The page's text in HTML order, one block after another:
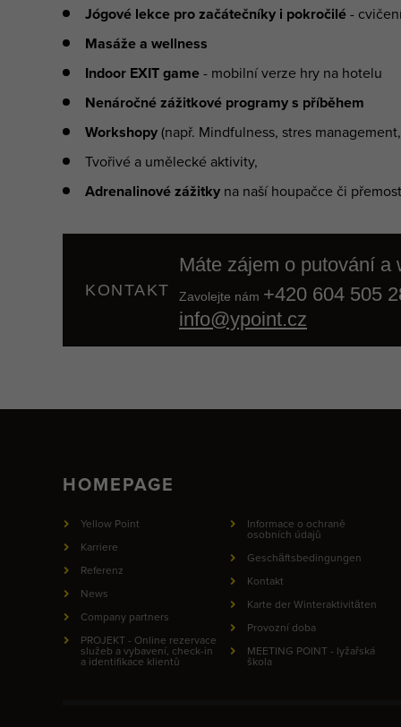
Jógové lekce pro začátečníky i pokročilé -
Masáže a wellness
Indoor EXIT game - mobilní verze hry na hotelu
Nenáročné zážitkové programy s příběhem
Workshopy (např. Mindfulness, stres
Tvořivé a umělecké aktivity,
Adrenalinové zážitky na naší houpačce či
KONTAKT
Máte zájem o putování a
Zavolejte nám +420 604 505
info@ypoint.cz
HOMEPAGE
Yellow Point
Karriere
Referenz
News
Company partners
PROJEKT - Online rezervace
služeb a vybavení, check-in
a identifikace klientů
Informace o ochraně
osobních údajů
Geschäftsbedingungen
Kontakt
Karte der Winteraktivitäten
Provozní doba
MEETING POINT - lyžařská
škola